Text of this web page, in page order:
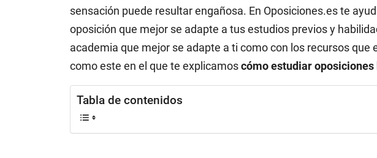
sensación puede resultar engañosa. En Oposiciones.es te
oposición que mejor se adapte a tus estudios previos y
academia que mejor se adapte a ti como con los recursos que
como este en el que te explicamoscómo estudiar oposiciones
Tabla de contenidos